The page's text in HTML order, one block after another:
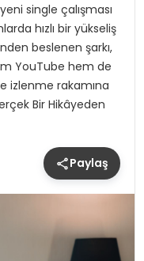
single çalışması
hızlı bir yükseliş
beslenen şarkı,
YouTube hem de
izlenme rakamına
Bir Hikâyeden
Paylaş